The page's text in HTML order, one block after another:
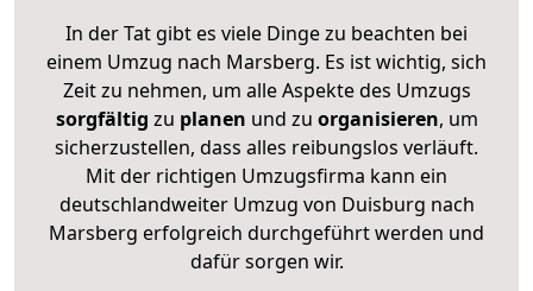
In der Tat gibt es viele Dinge zu beachten bei
einem Umzug nach Marsberg. Es ist wichtig, sich
Zeit zu nehmen, um alle Aspekte des Umzugs
sorgfältig zu planen und zu organisieren, um
sicherzustellen, dass alles reibungslos verläuft.
Mit der richtigen Umzugsfirma kann ein
deutschlandweiter Umzug von Duisburg nach
Marsberg erfolgreich durchgeführt werden und
dafür sorgen wir.